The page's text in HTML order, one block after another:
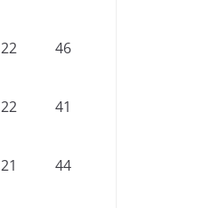
22 46
22 41
21 44